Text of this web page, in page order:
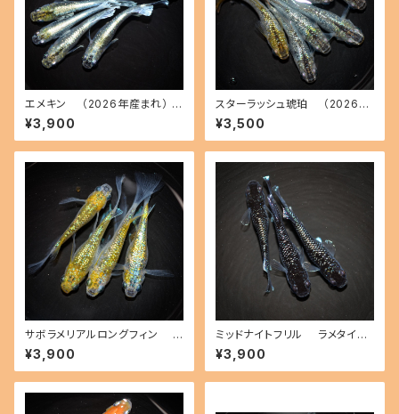
エメキン （2026年産まれ） オ
ス4 メス2(現物出品) ikahoff
B-0724-51397-a
¥3,900
スターラッシュ琥珀 （2026年
産まれ） オス3 メス3(現物出品)
ikahoff B-0721-51381-a
¥3,500
サボラメリアルロングフィン
（2026年産まれ） オス2 メス2
(現物出品) ikahoff B-0731-
51479-a
¥3,900
ミッドナイトフリル ラメタイプ
（2026年産まれ） オス1 メス2
(現物出品) ikahoff B-0727-
51446-a
¥3,900